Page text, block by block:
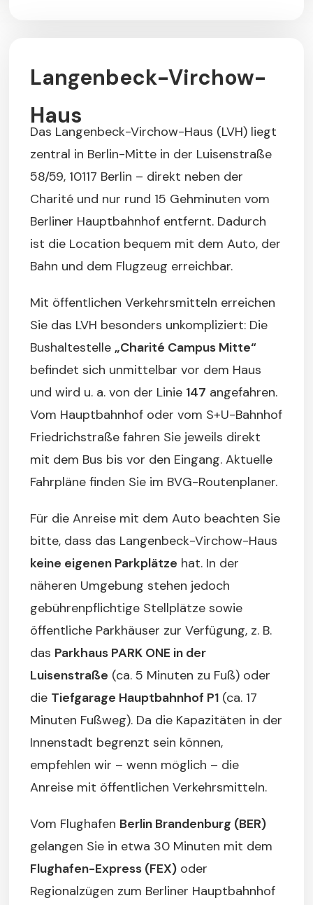
Langenbeck-Virchow-
Haus
Das Langenbeck-Virchow-Haus (LVH) liegt
zentral in Berlin-Mitte in der Luisenstraße
58/59, 10117 Berlin – direkt neben der
Charité und nur rund 15 Gehminuten vom
Berliner Hauptbahnhof entfernt. Dadurch
ist die Location bequem mit dem Auto, der
Bahn und dem Flugzeug erreichbar.
Mit öffentlichen Verkehrsmitteln erreichen
Sie das LVH besonders unkompliziert: Die
Bushaltestelle„Charité Campus Mitte“
befindet sich unmittelbar vor dem Haus
und wird u. a. von der Linie 147 angefahren.
Vom Hauptbahnhof oder vom S+U-Bahnhof
Friedrichstraße fahren Sie jeweils direkt
mit dem Bus bis vor den Eingang. Aktuelle
Fahrpläne finden Sie im BVG-Routenplaner.
Für die Anreise mit dem Auto beachten Sie
bitte, dass das Langenbeck-Virchow-Haus
keine eigenen Parkplätze hat. In der
näheren Umgebung stehen jedoch
gebührenpflichtige Stellplätze sowie
öffentliche Parkhäuser zur Verfügung, z. B.
das Parkhaus PARK ONE in der
Luisenstraße (ca. 5 Minuten zu Fuß) oder
die Tiefgarage Hauptbahnhof P1 (ca. 17
Minuten Fußweg). Da die Kapazitäten in der
Innenstadt begrenzt sein können,
empfehlen wir – wenn möglich – die
Anreise mit öffentlichen Verkehrsmitteln.
Vom Flughafen Berlin Brandenburg (BER)
gelangen Sie in etwa 30 Minuten mit dem
Flughafen-Express (FEX) oder
Regionalzügen zum Berliner Hauptbahnhof